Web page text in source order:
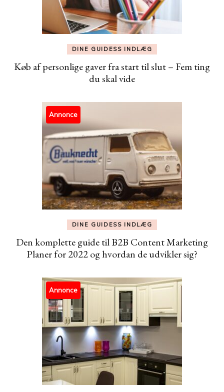
DINE GUIDESS INDLÆG
Køb af personlige gaver fra start til slut – Fem ting
du skal vide
Annonce
DINE GUIDESS INDLÆG
Den komplette guide til B2B Content Marketing
Planer for 2022 og hvordan de udvikler sig?
Annonce